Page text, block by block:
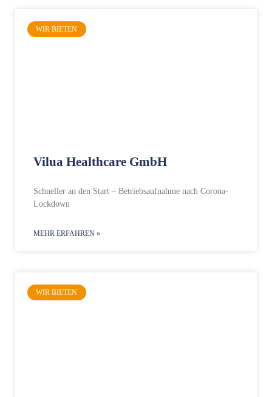
WIR BIETEN
Vilua Healthcare GmbH
Schneller an den Start – Betriebsaufnahme nach Corona-
Lockdown
MEHR ERFAHREN »
WIR BIETEN